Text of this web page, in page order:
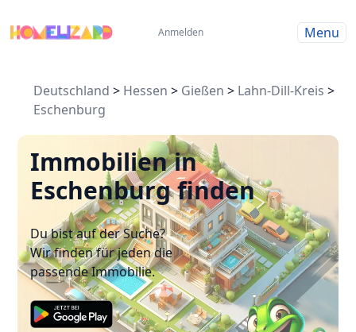
Anmelden Menu
Deutschland > Hessen > Gießen > Lahn-Dill-Kreis >
Eschenburg
Immobilien in
Eschenburg finden
Du bist auf der Suche?
Wir finden für jeden die
passende Immobilie.